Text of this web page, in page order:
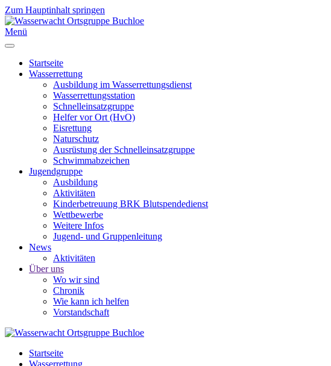
Zum Hauptinhalt springen
Menü
Startseite
Wasserrettung
Ausbildung im Wasserrettungsdienst
Wasserrettungsstation
Schnelleinsatzgruppe
Helfer vor Ort (HvO)
Eisrettung
Naturschutz
Ausrüstung der Schnelleinsatzgruppe
Schwimmabzeichen
Jugendgruppe
Ausbildung
Aktivitäten
Kinderbetreuung BRK Blutspendedienst
Wettbewerbe
Weitere Infos
Jugend- und Gruppenleitung
News
Aktivitäten
Über uns
Wo wir sind
Chronik
Wie kann ich helfen
Vorstandschaft
Startseite
Wasserrettung